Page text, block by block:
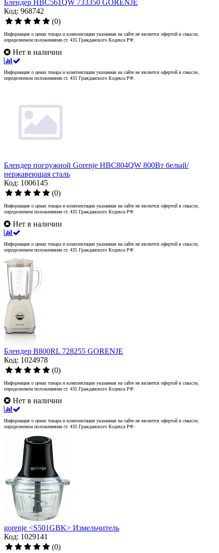
Блендер HBC561QW 733350 GORENJE
Код: 968742
(0)
Информация о ценах товара и комплектации указанная на сайте не является офертой в смысле,
определяемом положениями ст. 435 Гражданского Кодекса РФ.
Нет в наличии
Информация о ценах товара и комплектации указанная на сайте не является офертой в смысле,
определяемом положениями ст. 435 Гражданского Кодекса РФ.
Блендер погружной Gorenje HBC804QW 800Вт белый/
нержавеющая сталь
Код: 1006145
(0)
Информация о ценах товара и комплектации указанная на сайте не является офертой в смысле,
определяемом положениями ст. 435 Гражданского Кодекса РФ.
Нет в наличии
Информация о ценах товара и комплектации указанная на сайте не является офертой в смысле,
определяемом положениями ст. 435 Гражданского Кодекса РФ.
Блендер B800RL 728255 GORENJE
Код: 1024978
(0)
Информация о ценах товара и комплектации указанная на сайте не является офертой в смысле,
определяемом положениями ст. 435 Гражданского Кодекса РФ.
Нет в наличии
Информация о ценах товара и комплектации указанная на сайте не является офертой в смысле,
определяемом положениями ст. 435 Гражданского Кодекса РФ.
gorenje <S501GBK> Измельчитель
Код: 1029141
(0)